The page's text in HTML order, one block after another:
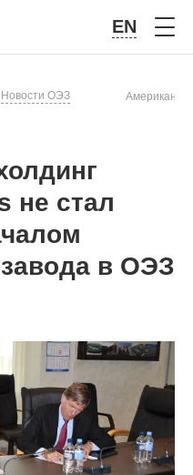
EN
Новости ОЭЗ
не стал
в ОЭЗ